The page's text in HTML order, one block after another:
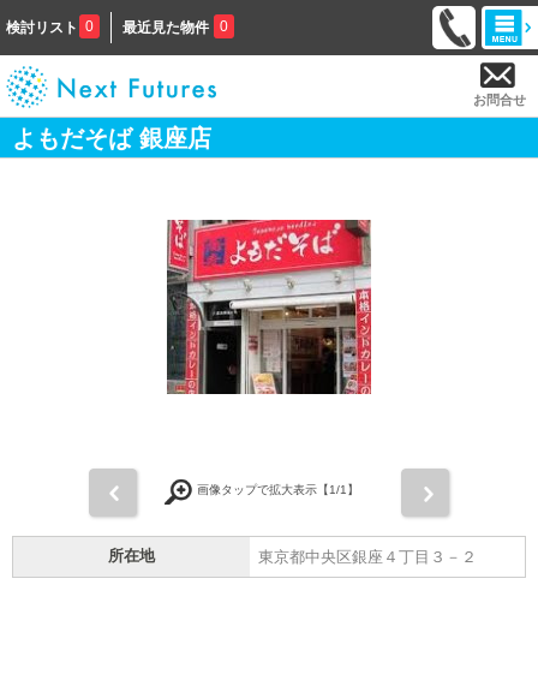
検討リスト 0 最近見た物件 0
お問合せ
よもだそば 銀座店
画像タップで拡大表示【1/1】
所在地 東京都中央区銀座４丁目３－２